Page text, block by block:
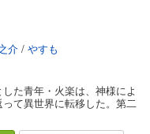
介 / やすも
た青年・火楽は、神様によ
て異世界に転移した。第二